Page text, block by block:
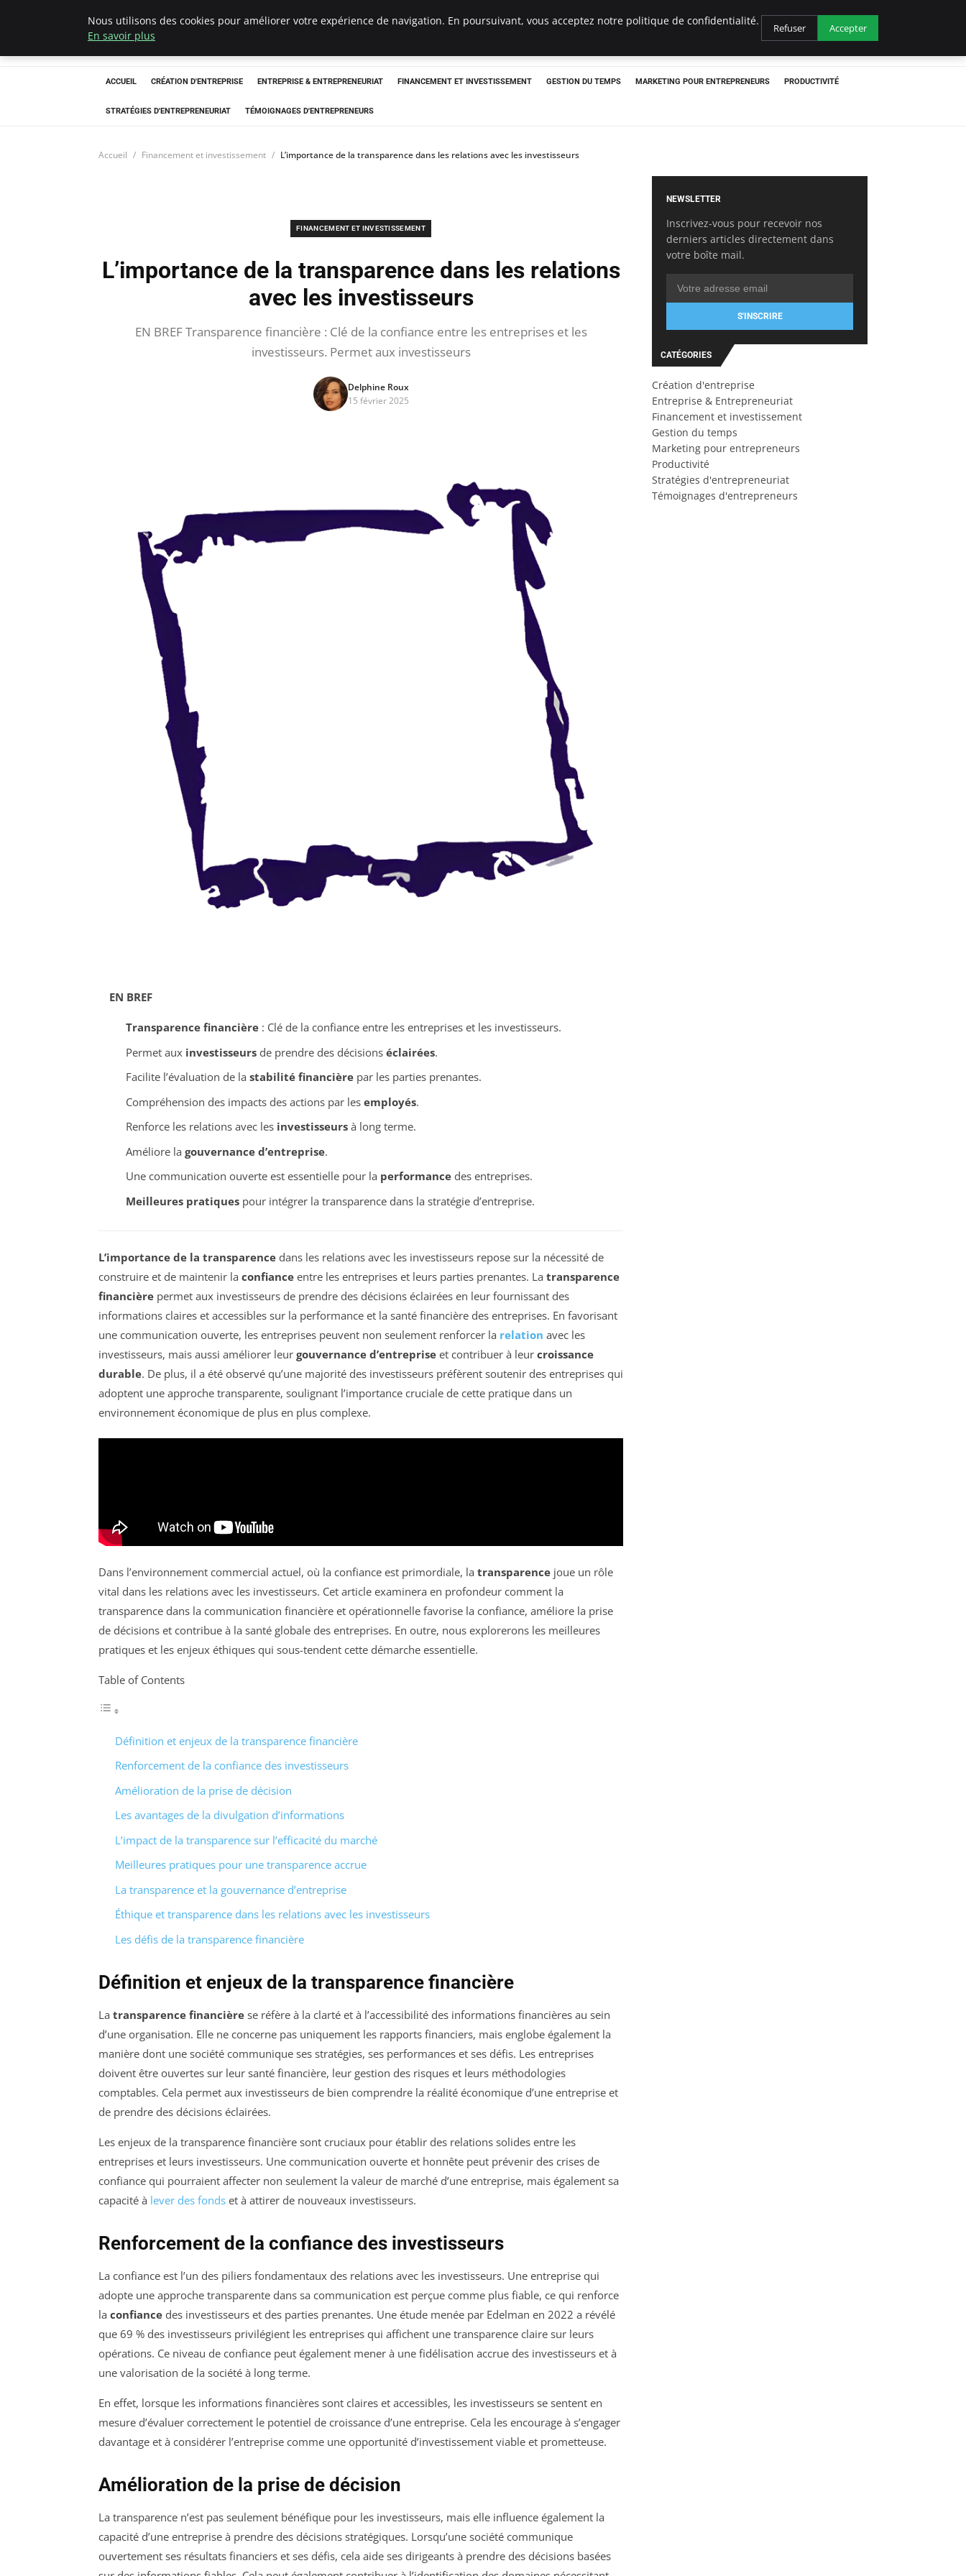
LECFCM
ACCUEIL CRÉATION D'ENTREPRISE ENTREPRISE & ENTREPRENEURIAT FINANCEMENT ET INVESTISSEMENT GESTION DU TEMPS MARKETING POUR ENTREPRENEURS PRODUCTIVITÉ
STRATÉGIES D'ENTREPRENEURIAT TÉMOIGNAGES D'ENTREPRENEURS
Accueil Financement et investissement L’importance de la transparence dans les relations avec les investisseurs
FINANCEMENT ET INVESTISSEMENT
L’importance de la transparence dans les relations
avec les investisseurs
EN BREF Transparence financière : Clé de la confiance entre les entreprises et les
investisseurs. Permet aux investisseurs
Delphine Roux
15 février 2025
EN BREF
Transparence financière: Clé de la confiance entre les entreprises et les investisseurs.
Permet aux investisseursde prendre des décisions éclairées.
Facilite l’évaluation de la stabilité financièrepar les parties prenantes.
Compréhension des impacts des actions par les employés.
Renforce les relations avec les investisseursà long terme.
Améliore la gouvernance d’entreprise.
Une communication ouverte est essentielle pour la performancedes entreprises.
Meilleures pratiquespour intégrer la transparence dans la stratégie d’entreprise.
L’importance de la transparence dans les relations avec les investisseurs repose sur la nécessité de
construire et de maintenir la confiance entre les entreprises et leurs parties prenantes. La transparence
financière permet aux investisseurs de prendre des décisions éclairées en leur fournissant des
informations claires et accessibles sur la performance et la santé financière des entreprises. En favorisant
une communication ouverte, les entreprises peuvent non seulement renforcer la relation avec les
investisseurs, mais aussi améliorer leur gouvernance d’entreprise et contribuer à leur croissance
durable. De plus, il a été observé qu’une majorité des investisseurs préfèrent soutenir des entreprises qui
adoptent une approche transparente, soulignant l’importance cruciale de cette pratique dans un
environnement économique de plus en plus complexe.
Dans l’environnement commercial actuel, où la confiance est primordiale, la transparence joue un rôle
vital dans les relations avec les investisseurs. Cet article examinera en profondeur comment la
transparence dans la communication financière et opérationnelle favorise la confiance, améliore la prise
de décisions et contribue à la santé globale des entreprises. En outre, nous explorerons les meilleures
pratiques et les enjeux éthiques qui sous-tendent cette démarche essentielle.
Table of Contents
Définition et enjeux de la transparence financière
Renforcement de la confiance des investisseurs
Amélioration de la prise de décision
Les avantages de la divulgation d’informations
L’impact de la transparence sur l’efficacité du marché
Meilleures pratiques pour une transparence accrue
La transparence et la gouvernance d’entreprise
Éthique et transparence dans les relations avec les investisseurs
Les défis de la transparence financière
Définition et enjeux de la transparence financière
La transparence financière se réfère à la clarté et à l’accessibilité des informations financières au sein
d’une organisation. Elle ne concerne pas uniquement les rapports financiers, mais englobe également la
manière dont une société communique ses stratégies, ses performances et ses défis. Les entreprises
doivent être ouvertes sur leur santé financière, leur gestion des risques et leurs méthodologies
comptables. Cela permet aux investisseurs de bien comprendre la réalité économique d’une entreprise et
de prendre des décisions éclairées.
Les enjeux de la transparence financière sont cruciaux pour établir des relations solides entre les
entreprises et leurs investisseurs. Une communication ouverte et honnête peut prévenir des crises de
confiance qui pourraient affecter non seulement la valeur de marché d’une entreprise, mais également sa
capacité à lever des fonds et à attirer de nouveaux investisseurs.
Renforcement de la confiance des investisseurs
La confiance est l’un des piliers fondamentaux des relations avec les investisseurs. Une entreprise qui
adopte une approche transparente dans sa communication est perçue comme plus fiable, ce qui renforce
la confiance des investisseurs et des parties prenantes. Une étude menée par Edelman en 2022 a révélé
que 69 % des investisseurs privilégient les entreprises qui affichent une transparence claire sur leurs
opérations. Ce niveau de confiance peut également mener à une fidélisation accrue des investisseurs et à
une valorisation de la société à long terme.
En effet, lorsque les informations financières sont claires et accessibles, les investisseurs se sentent en
mesure d’évaluer correctement le potentiel de croissance d’une entreprise. Cela les encourage à s’engager
davantage et à considérer l’entreprise comme une opportunité d’investissement viable et prometteuse.
Amélioration de la prise de décision
La transparence n’est pas seulement bénéfique pour les investisseurs, mais elle influence également la
capacité d’une entreprise à prendre des décisions stratégiques. Lorsqu’une société communique
ouvertement ses résultats financiers et ses défis, cela aide ses dirigeants à prendre des décisions basées
NEWSLETTER
Inscrivez-vous pour recevoir nos
derniers articles directement dans
votre boîte mail.
S'INSCRIRE
CATÉGORIES
Création d'entreprise
Entreprise & Entrepreneuriat
Financement et investissement
Gestion du temps
Marketing pour entrepreneurs
Productivité
Stratégies d'entrepreneuriat
Témoignages d'entrepreneurs
Nous utilisons des cookies pour améliorer votre expérience de navigation. En poursuivant, vous acceptez notre politique de confidentialité.
En savoir plus
Refuser Accepter